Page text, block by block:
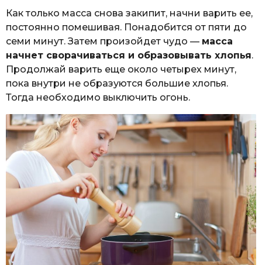
Как только масса снова закипит, начни варить ее,
постоянно помешивая. Понадобится от пяти до
семи минут. Затем произойдет чудо — масса
начнет сворачиваться и образовывать хлопья.
Продолжай варить еще около четырех минут,
пока внутри не образуются большие хлопья.
Тогда необходимо выключить огонь.